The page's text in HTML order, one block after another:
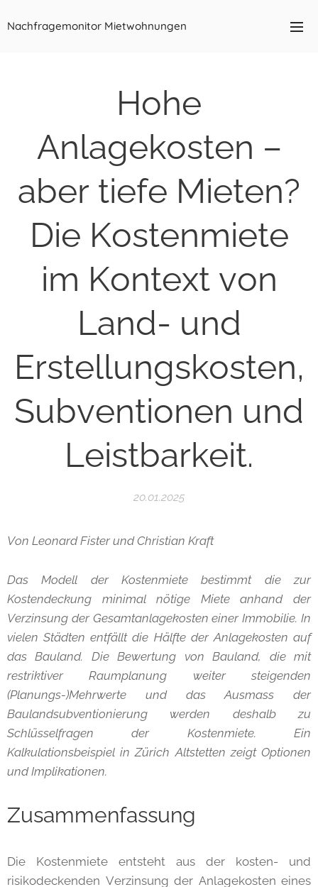
Nachfragemonitor Mietwohnungen
Hohe
Anlagekosten –
aber tiefe Mieten?
Die Kostenmiete
im Kontext von
Land- und
Erstellungskosten,
Subventionen und
Leistbarkeit.
20.01.2025
Von Leonard Fister und Christian Kraft
Das Modell der Kostenmiete bestimmt die zur
Kostendeckung minimal nötige Miete anhand der
Verzinsung der Gesamtanlagekosten einer Immobilie. In
vielen Städten entfällt die Hälfte der Anlagekosten auf
das Bauland. Die Bewertung von Bauland, die mit
restriktiver Raumplanung weiter steigenden
(Planungs-)Mehrwerte und das Ausmass der
Baulandsubventionierung werden deshalb zu
Schlüsselfragen der Kostenmiete. Ein
Kalkulationsbeispiel in Zürich Altstetten zeigt Optionen
und Implikationen.
Zusammenfassung
Die Kostenmiete entsteht aus der kosten- und
risikodeckenden Verzinsung der Anlagekosten eines